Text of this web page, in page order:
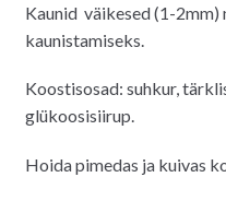
oli:
5.00€.
on:
4.50€.
Kaunid väikesed (1-
kaunistamiseks.
Koostisosad: suhkur,
glükoosisiirup.
Hoida pimedas ja kuivas